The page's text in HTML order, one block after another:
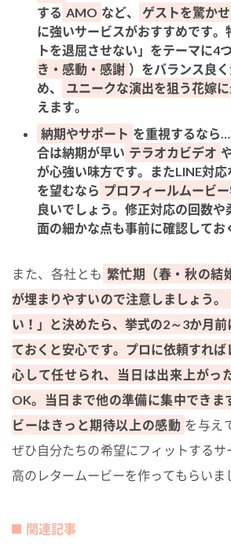
する AMO など、
ゲストを驚か
に強いサービスがおすすめです
トを退屈させない」をテーマに4
き・感動・感謝 ）をバランス良
め、
ユニークな演出を狙う花嫁
えます。
納期やサポート を重視するなら
合は納期が早い テラオカビデオ
が心強い味方です。またLINE対
を望むなら プロフィールムービ
良いでしょう。修正対応の回数や
面の細かな点も事前に確認してお
また、各社とも 繁忙期（春・秋の結
が埋まりやすいので注意しましょう
い！」と決めたら、挙式の2～3か月
ておくと安心です。プロに依頼すれ
心して任せられ、当日は出来上がっ
OK。当日まで他の準備に集中できま
ビーはきっと期待以上の感動 を与え
ぜひ自分たちの希望にフィットする
高のレタームービーを作ってもらいま
関連記事